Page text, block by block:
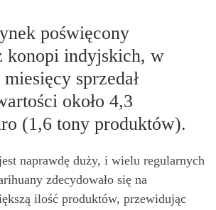
poświęcony
konopi indyjskich, w
sprzedał
około 4,3
(1,6 tony produktów).
naprawdę duży, i wielu regularnych
zdecydowało się na
ilość produktów, przewidując